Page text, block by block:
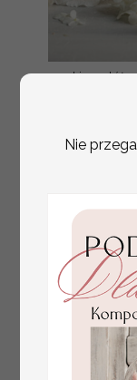
numerki na stół
numerki na stół
Nie